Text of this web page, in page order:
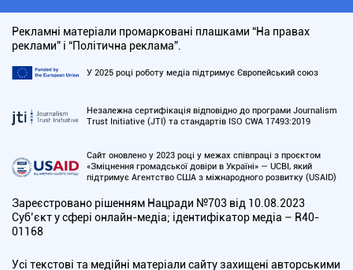
Рекламні матеріали промарковані плашками “На правах
реклами” і “Політична реклама”.
У 2025 році роботу медіа підтримує Європейський союз
Незалежна сертифікація відповідно до програми Journalism
Trust Initiative (JTI) та стандартів ISO CWA 17493:2019
Сайт оновлено у 2023 році у межах співпраці з проєктом
«Зміцнення громадської довіри в Україні» — UCBI, який
підтримує Агентство США з міжнародного розвитку (USAID)
Зареєстровано рішенням Нацради №703 від 10.08.2023
Cуб’єкт у сфері онлайн-медіа; ідентифікатор медіа – R40-
01168
Усі текстові та медійні матеріали сайту захищені авторськими